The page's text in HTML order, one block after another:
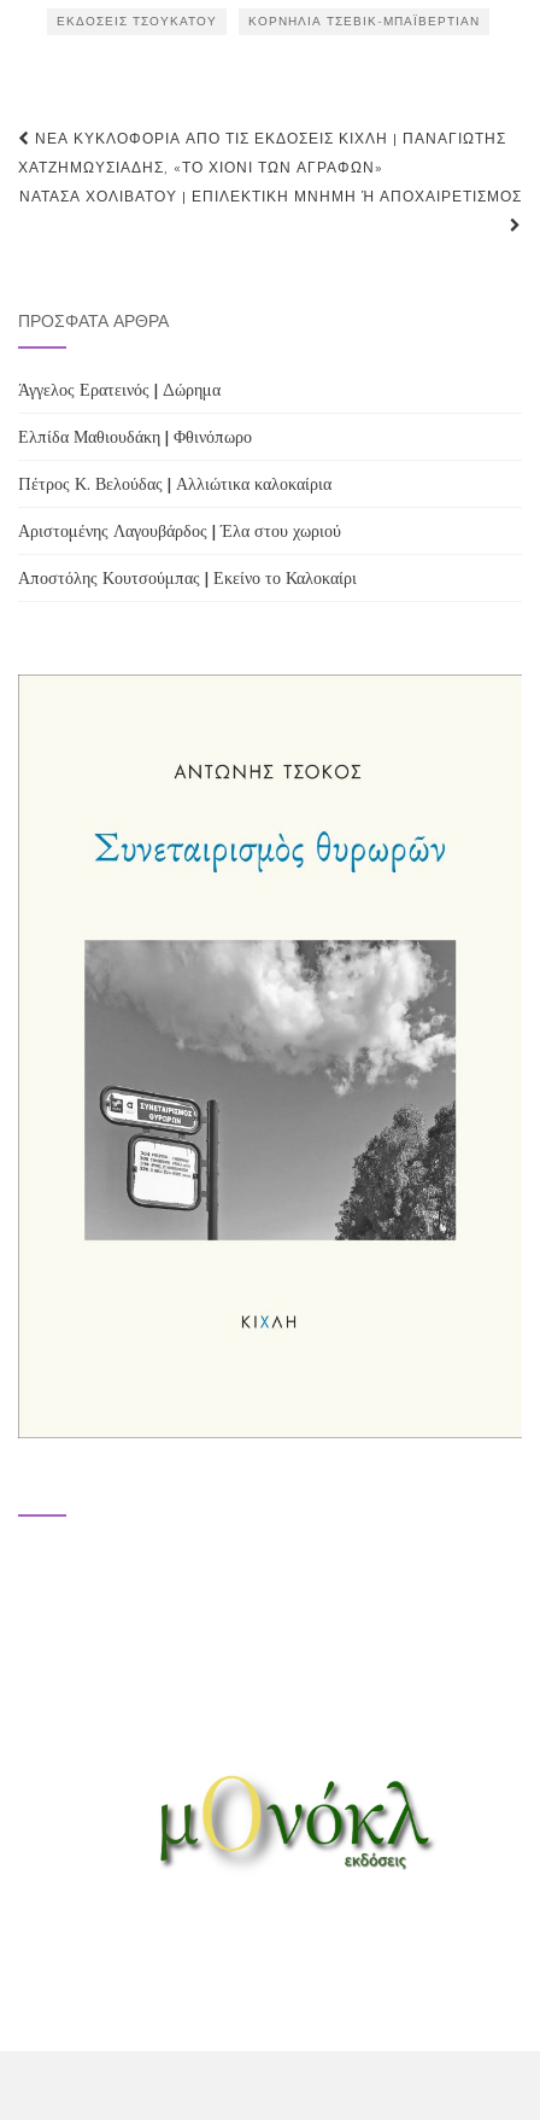
ΕΚΔΌΣΕΙΣ ΤΣΟΥΚΆΤΟΥ ΚΟΡΝΗΛΊΑ ΤΣΕΒΊΚ-ΜΠΑΪΒΕΡΤΙΆΝ
Post
navigation
ΝΈΑ ΚΥΚΛΟΦΟΡΊΑ ΑΠΌ ΤΙΣ ΕΚΔΌΣΕΙΣ ΚΊΧΛΗ | ΠΑΝΑΓΙΏΤΗΣ
ΧΑΤΖΗΜΩΥΣΙΆΔΗΣ, «ΤΟ ΧΙΌΝΙ ΤΩΝ ΑΓΡΆΦΩΝ»
ΝΑΤΆΣΑ ΧΟΛΙΒΆΤΟΥ | ΕΠΙΛΕΚΤΙΚΉ ΜΝΉΜΗ Ή ΑΠΟΧΑΙΡΕΤΙΣΜΌΣ
ΠΡΌΣΦΑΤΑ ΆΡΘΡΑ
Άγγελος Ερατεινός | Δώρημα
Ελπίδα Μαθιουδάκη | Φθινόπωρο
Πέτρος Κ. Βελούδας | Αλλιώτικα καλοκαίρια
Αριστομένης Λαγουβάρδος | Έλα στου χωριού
Αποστόλης Κουτσούμπας | Εκείνο το Καλοκαίρι